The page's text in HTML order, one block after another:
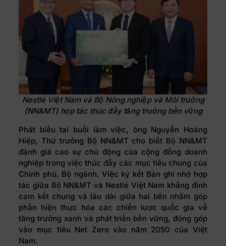
Nestlé Việt Nam và Bộ Nông nghiệp và Môi trường
(NN&MT) hợp tác thúc đẩy tăng trưởng bền vững
Phát biểu tại buổi làm việc, ông Nguyễn Hoàng
Hiệp, Thứ trưởng Bộ NN&MT cho biết Bộ NN&MT
đánh giá cao sự chủ động của cộng đồng doanh
nghiệp trong việc thúc đẩy các mục tiêu chung của
Chính phủ, Bộ ngành. Việc ký kết Bản ghi nhớ hợp
tác giữa Bộ NN&MT và Nestlé Việt Nam khẳng định
cam kết chung và lâu dài giữa hai bên nhằm góp
phần hiện thực hóa các chiến lược quốc gia về
tăng trưởng xanh và phát triển bền vững, đóng góp
vào mục tiêu Net Zero vào năm 2050 của Việt
Nam.